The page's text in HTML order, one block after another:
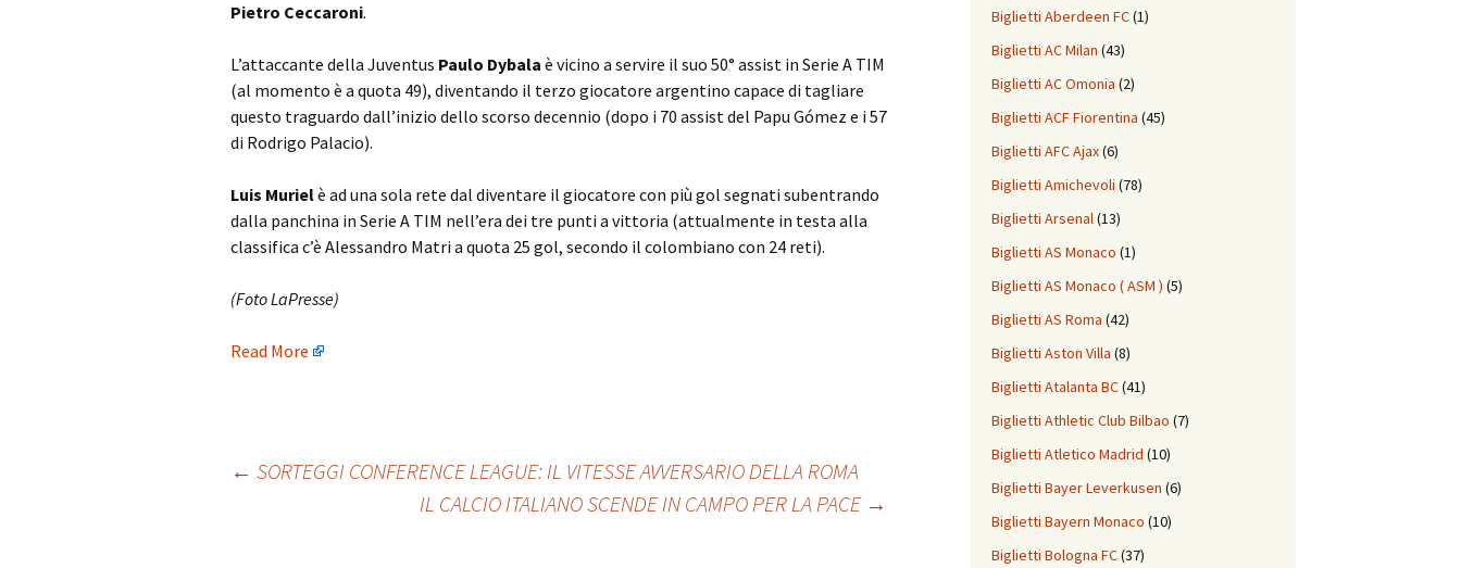
Pietro Ceccaroni.
L’attaccante della Juventus Paulo Dybala è vicino a servire il suo 50° assist in Serie A TIM
(al momento è a quota 49), diventando il terzo giocatore argentino capace di tagliare
questo traguardo dall’inizio dello scorso decennio (dopo i 70 assist del Papu Gómez e i 57
di Rodrigo Palacio).
Luis Murielè ad una sola rete dal diventare il giocatore con più gol segnati subentrando
dalla panchina in Serie A TIM nell’era dei tre punti a vittoria (attualmente in testa alla
classifica c’è Alessandro Matri a quota 25 gol, secondo il colombiano con 24 reti).
(Foto LaPresse)
Read More
← SORTEGGI CONFERENCE LEAGUE: IL VITESSE AVVERSARIO DELLA ROMA
IL CALCIO ITALIANO SCENDE IN CAMPO PER LA PACE →
Biglietti Aberdeen FC(1)
Biglietti AC Milan (43)
Biglietti AC Omonia (2)
Biglietti ACF Fiorentina (45)
Biglietti AFC Ajax(6)
Biglietti Amichevoli (78)
Biglietti Arsenal(13)
Biglietti AS Monaco (1)
Biglietti AS Monaco ( ASM ) (5)
Biglietti AS Roma (42)
Biglietti Aston Villa (8)
Biglietti Atalanta BC(41)
Biglietti Athletic Club Bilbao (7)
Biglietti Atletico Madrid (10)
Biglietti Bayer Leverkusen (6)
Biglietti Bayern Monaco (10)
Biglietti Bologna FC(37)